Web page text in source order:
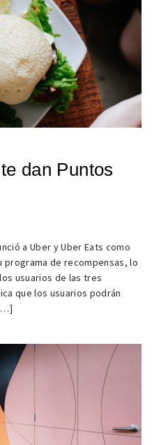
dan Puntos
a Uber y Uber Eats como
programa de recompensas, lo
usuarios de las tres
que los usuarios podrán